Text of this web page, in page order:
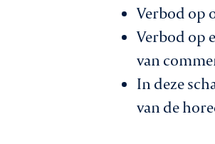
Verbod op
Verbod op
van
In deze
van de